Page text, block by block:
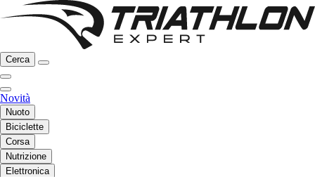
Cerca
Novità
Nuoto
Biciclette
Corsa
Nutrizione
Elettronica